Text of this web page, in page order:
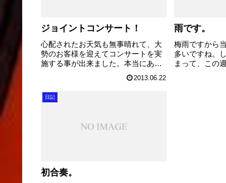
ジョイントコンサート！
心配されたお天気も無事晴れて、大
勢のお客様を迎えてコンサートを実
施する事が出来ました。本当にあり
がとうございました。 第1部はファ
ミリーウィンズ「和」と大宮光陵高
校 「和」人数がどんどん増えて、
今は70人以上の団員が居るそうで
2013.06.22
雨です。
梅雨ですから
多いですね。
まって、この
日記
初合奏。